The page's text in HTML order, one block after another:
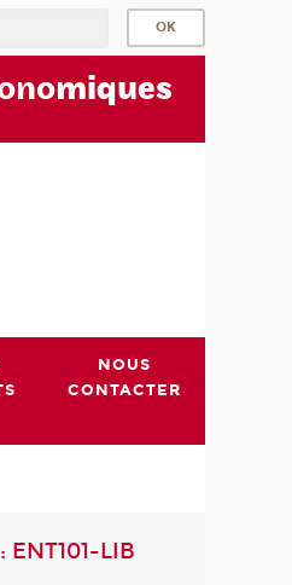
miques
NOUS
CONTACTER
ENT101-LIB